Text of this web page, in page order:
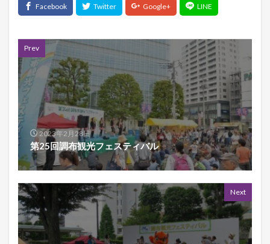
Prev
2023年2月28日
第25回調布観光フェスティバル
Next